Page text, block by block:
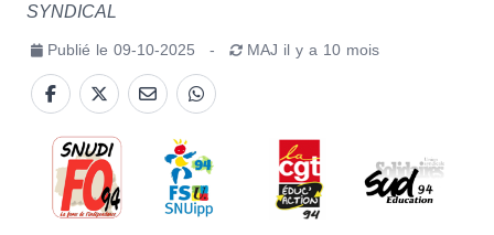
SYNDICAL
Publié le 09-10-2025 - MAJ il y a 10 mois